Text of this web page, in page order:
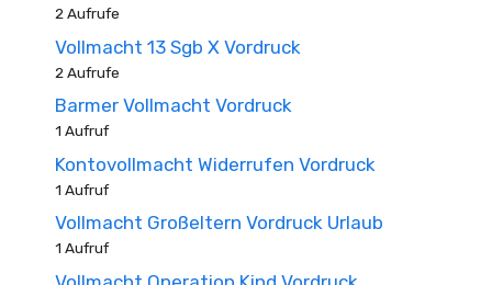
2 Aufrufe
Vollmacht 13 Sgb X Vordruck
2 Aufrufe
Barmer Vollmacht Vordruck
1 Aufruf
Kontovollmacht Widerrufen Vordruck
1 Aufruf
Vollmacht Großeltern Vordruck Urlaub
1 Aufruf